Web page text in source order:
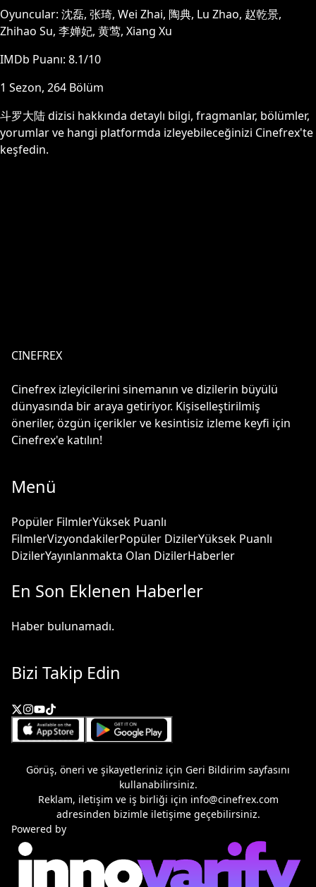
Oyuncular: 沈磊, 张琦, Wei Zhai, 陶典, Lu Zhao, 赵乾景,
Zhihao Su, 李婵妃, 黄莺, Xiang Xu
IMDb Puanı: 8.1/10
1 Sezon, 264 Bölüm
斗罗大陆dizisi hakkında detaylı bilgi, fragmanlar, bölümler,
yorumlar ve hangi platformda izleyebileceğinizi Cinefrex'te
keşfedin.
CINEFREX
Cinefrex izleyicilerini sinemanın ve dizilerin büyülü
dünyasında bir araya getiriyor. Kişiselleştirilmiş
öneriler, özgün içerikler ve kesintisiz izleme keyfi için
Cinefrex'e katılın!
Menü
Popüler FilmlerYüksek Puanlı
FilmlerVizyondakilerPopüler DizilerYüksek Puanlı
DizilerYayınlanmakta Olan DizilerHaberler
En Son Eklenen Haberler
Haber bulunamadı.
Bizi Takip Edin
Görüş, öneri ve şikayetleriniz için Geri Bildirim sayfasını
kullanabilirsiniz.
Reklam, iletişim ve iş birliği için info@cinefrex.com
adresinden bizimle iletişime geçebilirsiniz.
Powered by